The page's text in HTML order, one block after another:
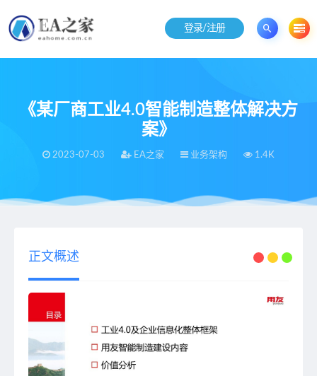
登录/注册
《某厂商工业4.0智能制造整体解决方
案》
2023-07-03 EA之家 业务架构 1.4K
EA之家 > 业务架构 《某厂商工业4.0智能制造整体解决方案》
正文概述